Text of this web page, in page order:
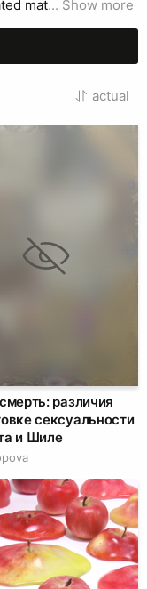
mat... Show more
actual
различия
сексуальности
и Шиле